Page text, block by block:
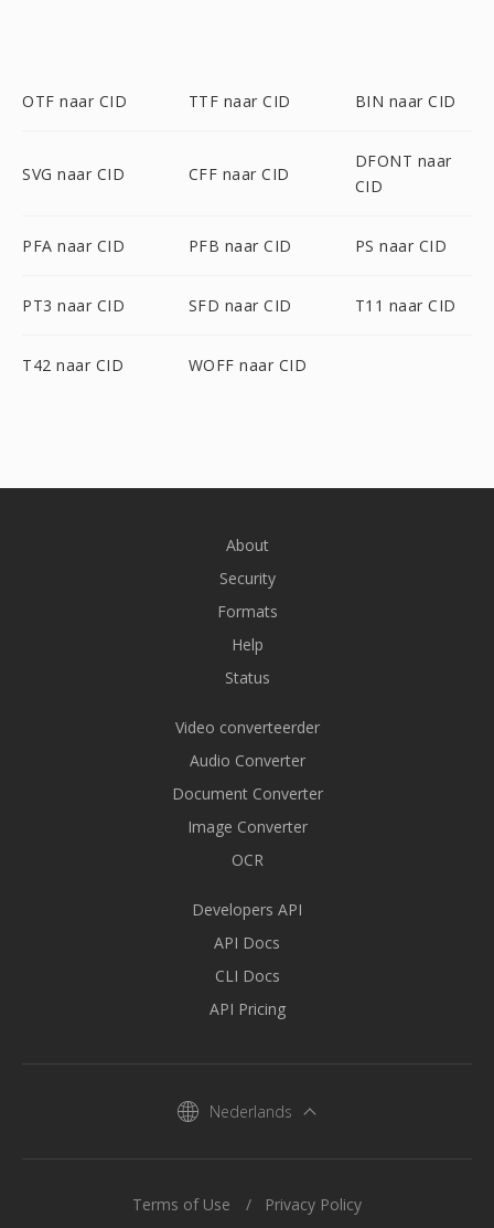
OTF naar CID TTF naar CID BIN naar CID
SVG naar CID CFF naar CID
DFONT naar
CID
PFA naar CID PFB naar CID PS naar CID
PT3 naar CID SFD naar CID T11 naar CID
T42 naar CID WOFF naar CID
About
Security
Formats
Help
Status
Video converteerder
Audio Converter
Document Converter
Image Converter
OCR
Developers API
API Docs
CLI Docs
API Pricing
Nederlands
Terms of Use Privacy Policy